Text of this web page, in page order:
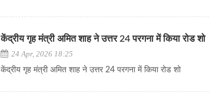
केंद्रीय गृह मंत्री अमित शाह ने उत्तर 24 परगना में किया रोड शो
24 Apr, 2026 18:25
केंद्रीय गृह मंत्री अमित शाह ने उत्तर 24 परगना में किया रोड शो